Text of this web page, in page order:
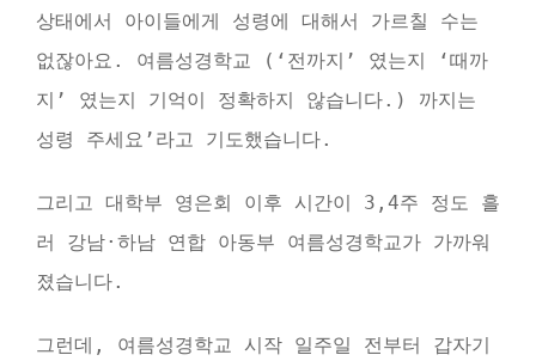
상태에서 아이들에게 성령에 대해서 가르칠 수는
없잖아요. 여름성경학교 (‘전까지’ 였는지 ‘때까
지’ 였는지 기억이 정확하지 않습니다.) 까지는
성령 주세요’라고 기도했습니다.
그리고 대학부 영은회 이후 시간이 3,4주 정도 흘
러 강남·하남 연합 아동부 여름성경학교가 가까워
졌습니다.
그런데, 여름성경학교 시작 일주일 전부터 갑자기